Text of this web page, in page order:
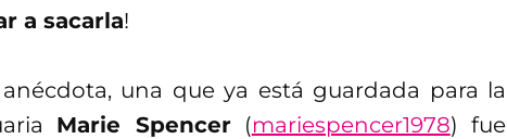
a sacarla!
una que ya está guardada para la
Marie Spencer(mariespencer1978) fue